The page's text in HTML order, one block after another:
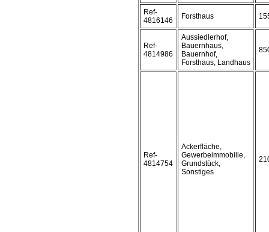
Ref-
4816146
Forsthaus
Ref-
4814986
Aussiedlerhof,
Bauernhaus,
Bauernhof,
Forsthaus, Landhaus
Ref-
4814754
Ackerfläche,
Gewerbeimmobilie,
Grundstück,
Sonstiges